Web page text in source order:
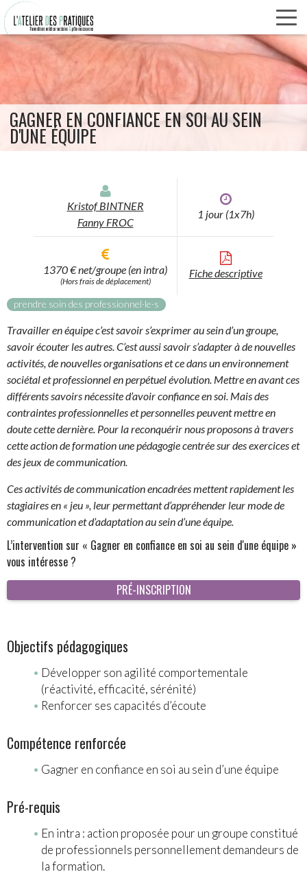
Aller
au
contenu
principal
GAGNER EN CONFIANCE EN SOI AU SEIN
D'UNE ÉQUIPE
Kristof BINTNER
Fanny FROC
1 jour (1x7h)
1370 € net/groupe (en intra)
(Hors frais de déplacement)
Fiche descriptive
prendre soin des professionnel·le·s
Travailler en équipe c’est savoir s’exprimer au sein d’un groupe,
savoir écouter les autres. C’est aussi savoir s’adapter à de nouvelles
activités, de nouvelles organisations et ce dans un environnement
sociétal et professionnel en perpétuel évolution. Mettre en avant ces
différents savoirs nécessite d’avoir confiance en soi. Mais des
contraintes professionnelles et personnelles peuvent mettre en
doute cette dernière. Pour la reconquérir nous proposons à travers
cette action de formation une pédagogie centrée sur des exercices et
des jeux de communication.
Ces activités de communication encadrées mettent rapidement les
stagiaires en « jeu », leur permettant d’appréhender leur mode de
communication et d’adaptation au sein d’une équipe.
L’intervention sur « Gagner en confiance en soi au sein d'une équipe »
vous intéresse ?
PRÉ-INSCRIPTION
Objectifs pédagogiques
Développer son agilité comportementale
(réactivité, efficacité, sérénité)
Renforcer ses capacités d’écoute
Compétence renforcée
Gagner en confiance en soi au sein d’une équipe
Pré-requis
En intra : action proposée pour un groupe constitué
de professionnels personnellement demandeurs de
la formation.
Panneau de gestion des cookies